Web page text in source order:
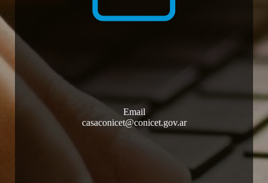
Email
casaconicet@conicet.gov.ar